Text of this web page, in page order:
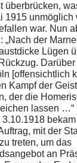
überbrücken,
1915 unmöglich
war. Nun
„Nach der
Lügen
[offensichtlich
Kampf der
der die
lassen …“
3.10.1918
mit der
treten, um das
an